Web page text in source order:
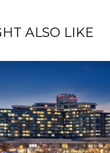
ALSO LIKE